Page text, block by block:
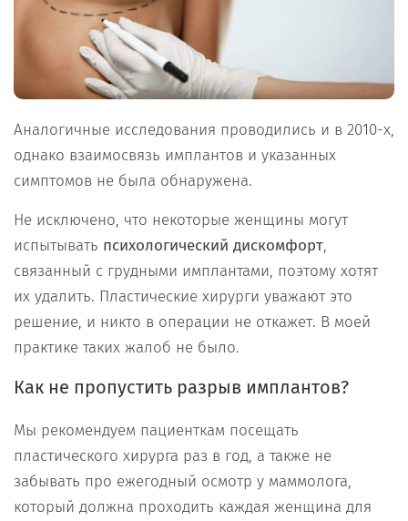
Аналогичные исследования проводились и в 2010-х,
однако взаимосвязь имплантов и указанных
симптомов не была обнаружена.
Не исключено, что некоторые женщины могут
испытывать психологический дискомфорт,
связанный с грудными имплантами, поэтому хотят
их удалить. Пластические хирурги уважают это
решение, и никто в операции не откажет. В моей
практике таких жалоб не было.
Как не пропустить разрыв имплантов?
Мы рекомендуем пациенткам посещать
пластического хирурга раз в год, а также не
забывать про ежегодный осмотр у маммолога,
который должна проходить каждая женщина для